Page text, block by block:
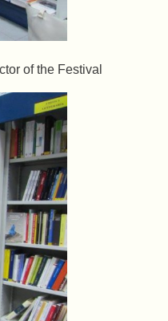
of the Festival